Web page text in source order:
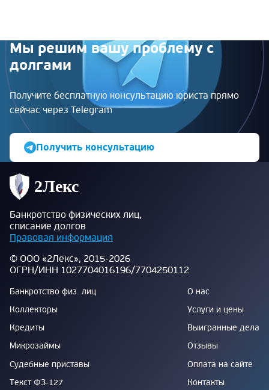
Мы решим вашу проблему с
долгами
Получите бесплатную консультацию юриста прямо
сейчас через Telegram
Получить консультацию
Банкротство физических лиц,
списание долгов
Правовая информация
© ООО «2Лекс», 2015-2026
ОГРН/ИНН 1027704016196/7704250112
Банкротство физ. лиц
Коллекторы
Кредиты
Микрозаймы
Судебные приставы
Текст ФЗ-127
О нас
Услуги и цены
Выигранные дела
Отзывы
Оплата на сайте
Контакты